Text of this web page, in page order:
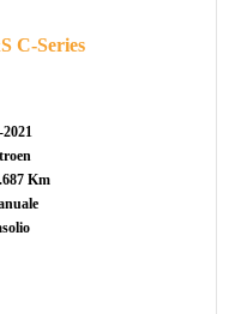
C-Series
2021
Km